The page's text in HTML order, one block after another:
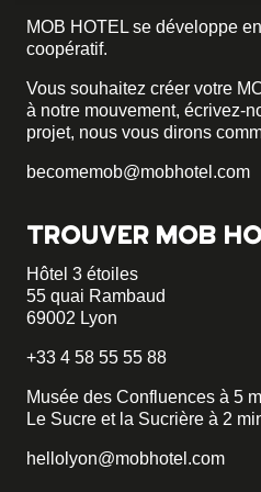
MOB HOTEL se développe
coopératif.
Vous souhaitez créer votre
à notre mouvement, écrivez-
projet, nous vous dirons
becomemob@mobhotel.com
TROUVER MOB
Hôtel 3 étoiles
55 quai Rambaud
69002 Lyon
+33 4 58 55 55 88
Musée des Confluences à 5
Le Sucre et la Sucrière à 2
hellolyon@mobhotel.com